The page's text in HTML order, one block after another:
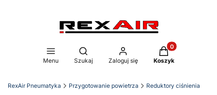
Menu
Otwórz wyszukiwarkę
Szukaj Zaloguj się
Produkty w
Koszyk
RexAir Pneumatyka Przygotowanie powietrza Reduktory ciśnienia